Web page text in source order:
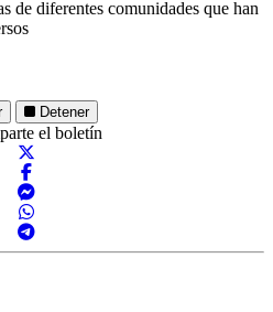
de diferentes comunidades que han
Detener
el boletín